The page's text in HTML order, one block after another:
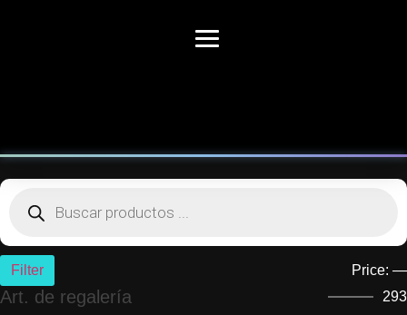
Filter Price: —
Art. de regalería 293